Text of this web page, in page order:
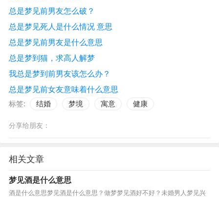
总是梦见前男友怎么破？
总是梦见死人是什么情况 意思
总是梦见前男友是什么意思
总是梦到猫，求高人解梦
我总是梦到前男友该怎么办？
总是梦见前女友意味着什么意思
标签:
结婚 梦境 寓意 健康
分享给朋友：
相关文章
梦见酒是什么意思
酒是什么意思梦见酒是什么意思？做梦梦见酒好不好？未婚男人梦见兴